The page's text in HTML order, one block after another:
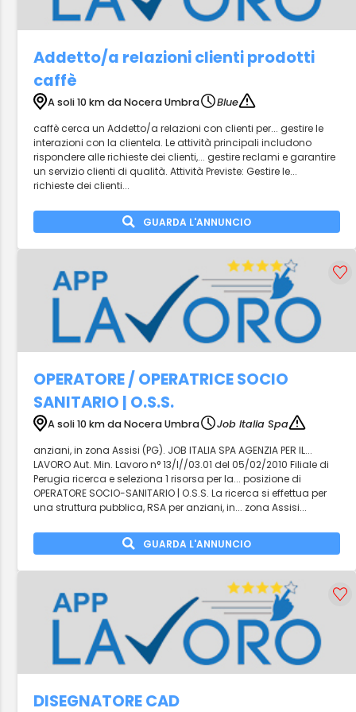
Addetto/a relazioni clienti prodotti
caffè
A soli 10 km da Nocera Umbra
Blue
caffè cerca un Addetto/a relazioni con clienti per... gestire le
interazioni con la clientela. Le attività principali includono
rispondere alle richieste dei clienti,... gestire reclami e garantire
un servizio clienti di qualità. Attività Previste: Gestire le...
richieste dei clienti...
GUARDA L'ANNUNCIO
OPERATORE / OPERATRICE SOCIO
SANITARIO | O.S.S.
A soli 10 km da Nocera Umbra
Job Italia Spa
anziani, in zona Assisi (PG). JOB ITALIA SPA AGENZIA PER IL...
LAVORO Aut. Min. Lavoro n° 13/I//03.01 del 05/02/2010 Filiale di
Perugia ricerca e seleziona 1 risorsa per la... posizione di
OPERATORE SOCIO-SANITARIO | O.S.S. La ricerca si effettua per
una struttura pubblica, RSA per anziani, in... zona Assisi...
GUARDA L'ANNUNCIO
DISEGNATORE CAD